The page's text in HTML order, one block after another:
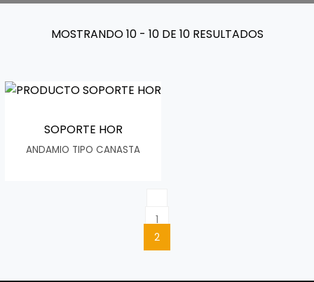
MOSTRANDO10 - 10 DE 10RESULTADOS
SOPORTE HOR
ANDAMIO TIPO CANASTA
1
2